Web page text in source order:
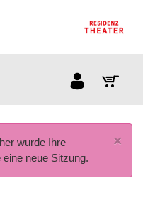
×
wurde Ihre
neue Sitzung.